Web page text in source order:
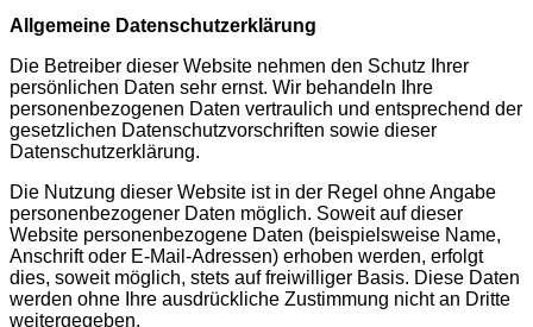
Allgemeine Datenschutzerklärung
Die Betreiber dieser Website nehmen den Schutz Ihrer
persönlichen Daten sehr ernst. Wir behandeln Ihre
personenbezogenen Daten vertraulich und entsprechend der
gesetzlichen Datenschutzvorschriften sowie dieser
Datenschutzerklärung.
Die Nutzung dieser Website ist in der Regel ohne Angabe
personenbezogener Daten möglich. Soweit auf dieser
Website personenbezogene Daten (beispielsweise Name,
Anschrift oder E-Mail-Adressen) erhoben werden, erfolgt
dies, soweit möglich, stets auf freiwilliger Basis. Diese Daten
werden ohne Ihre ausdrückliche Zustimmung nicht an Dritte
weitergegeben.